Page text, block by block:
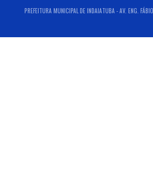
PREFEITURA MUNICIPAL DE INDAIATUBA - AV. ENG.